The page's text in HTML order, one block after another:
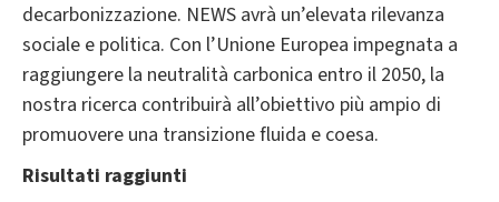
decarbonizzazione. NEWS avrà un’elevata rilevanza
sociale e politica. Con l’Unione Europea impegnata a
raggiungere la neutralità carbonica entro il 2050, la
nostra ricerca contribuirà all’obiettivo più ampio di
promuovere una transizione fluida e coesa.
Risultati raggiunti